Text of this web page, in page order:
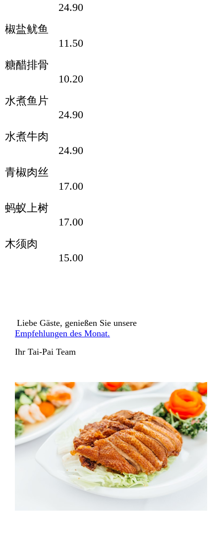
24.90
椒盐鱿鱼
11.50
糖醋排骨
10.20
水煮鱼片
24.90
水煮牛肉
24.90
青椒肉丝
17.00
蚂蚁上树
17.00
木须肉
15.00
Liebe Gäste, genießen Sie unsere
Empfehlungen des Monat.
Ihr Tai-Pai Team